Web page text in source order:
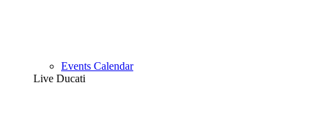
Events Calendar
Live Ducati